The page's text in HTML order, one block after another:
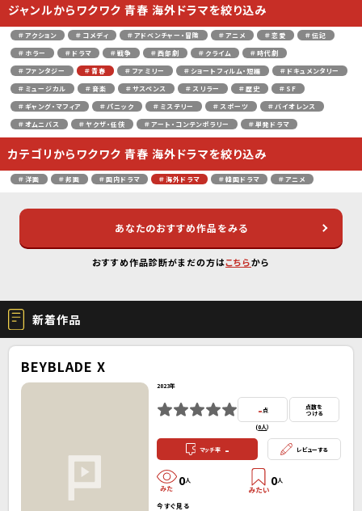
ジャンルからワクワク 青春 海外ドラマを絞り込み
＃アクション ＃コメディ ＃アドベンチャー・冒険 ＃アニメ ＃恋愛
＃伝記
＃ホラー
＃ドラマ ＃戦争 ＃西部劇 ＃クライム
＃時代劇
＃ファンタジー
＃青春 ＃ファミリー ＃ショートフィルム・短編
＃ドキュメンタリー
＃ミュージカル
＃音楽 ＃サスペンス ＃スリラー ＃歴史
＃SF
＃ギャング・マフィア
＃パニック ＃ミステリー ＃スポーツ
＃バイオレンス
＃オムニバス
＃ヤクザ・任侠 ＃アート・コンテンポラリー ＃単発ドラマ
カテゴリからワクワク 青春 海外ドラマを絞り込み
＃洋画 ＃邦画 ＃国内ドラマ ＃海外ドラマ ＃韓国ドラマ ＃アニメ
あなたのおすすめ作品をみる
おすすめ作品診断がまだの方はこちらから
新着作品
BEYBLADE X
2023年
- 点
(0人）
点数を
つける
マッチ率 - レビューする
0人 0人
今すぐ見る